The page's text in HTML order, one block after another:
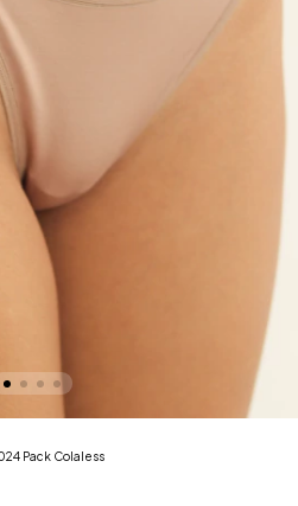
Pack Colaless